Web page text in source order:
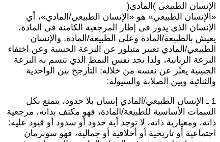
الطبيعى )المادى(
الطبيعي» هو «الإنسان الطبيعي/المادي»، أي
الذي يدور في إطار المرجعية الكامنة في المادة،
بالطبيعة/المادة وعلى الطبيعة/المادة. والإنسان
المادي تعبير متبلور عن النزعة الجنينية وعن اختفاء
الربانية، ولذا نجد نفس النمط الذي تتسم به النزعة
يعبِّر عن نفسه من خلاله: التأرجح بين الواحدية
وبين الصلابة والسيولة:
1 ـ الإنسان الطبيعي/المادي إنسان بلا حدود، يتمتع بكل
الأساسية للطبيعة/المادة، فهو مكتف بذاته، مرجعية
ومعيارية ذاته، لا توجد أية حدود أو سدود أو قيود عليه:
أو تاريخية أو أخلاقية أو جمالية، فهو سوبرمان